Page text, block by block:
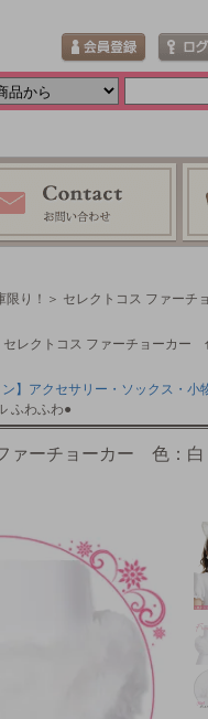
限り！＞ セレクトコス ファー
レクトコス ファーチョーカー
ン】アクセサリー・ソックス・小
ふわふわ●
ァーチョーカー 色：